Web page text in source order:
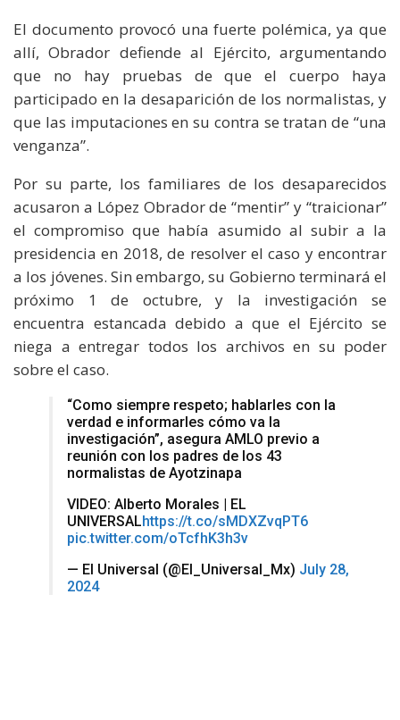
El documento provocó una fuerte polémica, ya que
allí, Obrador defiende al Ejército, argumentando
que no hay pruebas de que el cuerpo haya
participado en la desaparición de los normalistas, y
que las imputaciones en su contra se tratan de “una
venganza”.
Por su parte, los familiares de los desaparecidos
acusaron a López Obrador de “mentir” y “traicionar”
el compromiso que había asumido al subir a la
presidencia en 2018, de resolver el caso y encontrar
a los jóvenes. Sin embargo, su Gobierno terminará el
próximo 1 de octubre, y la investigación se
encuentra estancada debido a que el Ejército se
niega a entregar todos los archivos en su poder
sobre el caso.
“Como siempre respeto; hablarles con la
verdad e informarles cómo va la
investigación”, asegura AMLO previo a
reunión con los padres de los 43
normalistas de Ayotzinapa
VIDEO: Alberto Morales | EL
UNIVERSALhttps://t.co/sMDXZvqPT6
pic.twitter.com/oTcfhK3h3v
— El Universal (@El_Universal_Mx) July 28,
2024